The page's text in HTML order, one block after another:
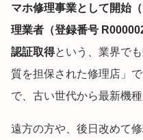
マホ修理事業として開始（
理業者（登録番号
認証取得という、業界で
質を担保された修理店」
で、古い世代から最新機
遠方の方や、後日改めて